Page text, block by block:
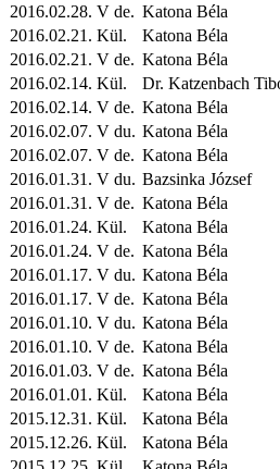
2016.02.28. V de. Katona Béla
2016.02.21. Kül. Katona Béla
2016.02.21. V de. Katona Béla
2016.02.14. Kül. Dr. Katzenbach
2016.02.14. V de. Katona Béla
2016.02.07. V du. Katona Béla
2016.02.07. V de. Katona Béla
2016.01.31. V du. Bazsinka József
2016.01.31. V de. Katona Béla
2016.01.24. Kül. Katona Béla
2016.01.24. V de. Katona Béla
2016.01.17. V du. Katona Béla
2016.01.17. V de. Katona Béla
2016.01.10. V du. Katona Béla
2016.01.10. V de. Katona Béla
2016.01.03. V de. Katona Béla
2016.01.01. Kül. Katona Béla
2015.12.31. Kül. Katona Béla
2015.12.26. Kül. Katona Béla